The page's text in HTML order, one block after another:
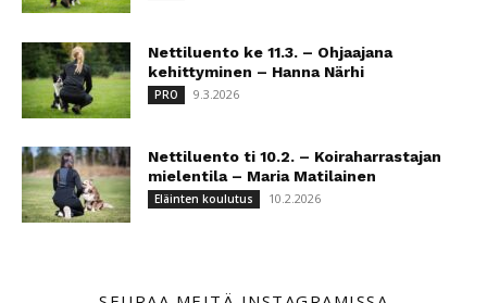
Nettiluento ke 11.3. – Ohjaajana
kehittyminen – Hanna Närhi
PRO 9.3.2026
Nettiluento ti 10.2. – Koiraharrastajan
mielentila – Maria Matilainen
Eläinten koulutus 10.2.2026